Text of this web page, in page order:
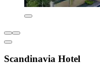
Scandinavia Hotel